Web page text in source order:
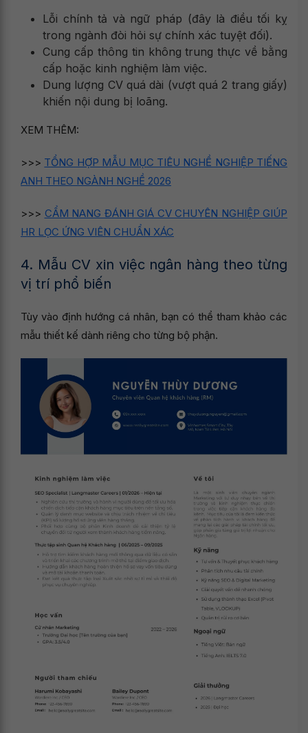
Lỗi chính tả và ngữ pháp (đây là điều tối kỵ
trong ngành đòi hỏi sự chính xác tuyệt đối).
Cung cấp thông tin không trung thực về bằng
cấp hoặc kinh nghiệm làm việc.
Dung lượng CV quá dài (vượt quá 2 trang giấy)
khiến nội dung bị loãng.
XEM THÊM:
>>> TỔNG HỢP MẪU MỤC TIÊU NGHỀ NGHIỆP TIẾNG
ANH THEO NGÀNH NGHỀ 2026
>>> CẨM NANG ĐÁNH GIÁ CV CHUYÊN NGHIỆP GIÚP
HR LỌC ỨNG VIÊN CHUẨN XÁC
4. Mẫu CV xin việc ngân hàng theo từng
vị trí phổ biến
Tùy vào định hướng cá nhân, bạn có thể tham khảo các
mẫu thiết kế dành riêng cho từng bộ phận.